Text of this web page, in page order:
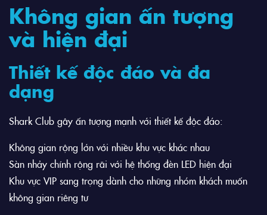
Không gian ấn tượng
và hiện đại
Thiết kế độc đáo và đa
dạng
Shark Club gây ấn tượng mạnh với thiết kế độc đáo:
Không gian rộng lớn với nhiều khu vực khác nhau
Sàn nhảy chính rộng rãi với hệ thống đèn LED hiện đại
Khu vực VIP sang trọng dành cho những nhóm khách muốn
không gian riêng tư